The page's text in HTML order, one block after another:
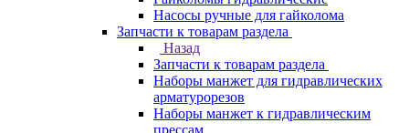
Насосы ручные для гайколома
Запчасти к товарам раздела
Назад
Запчасти к товарам раздела
Наборы манжет для гидравлических
арматурорезов
Наборы манжет к гидравлическим
прессам